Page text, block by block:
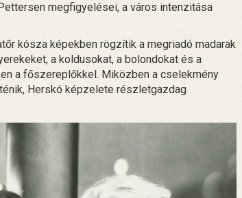
Pettersen megfigyelései, a város intenzitása
kósza képekben rögzítik a megriadó madarak
a koldusokat, a bolondokat és a
a főszereplőkkel. Miközben a cselekmény
Herskó képzelete részletgazdag